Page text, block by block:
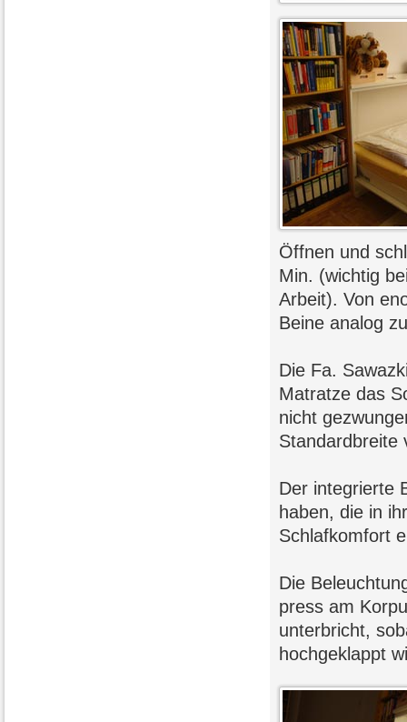
Öffnen und
Min. (wichtig
Arbeit). Von
Beine analog
Die Fa.
Matratze das
nicht
Standardbreite
Der integrierte
haben, die in
Schlafkomfort
Die
press am
unterbricht,
hochgeklappt